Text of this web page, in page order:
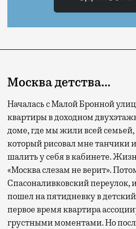
Москва детства…
Началась с Малой Бронной
квартиры в доходном
доме, где мы жили всей
который рисовал мне танчики
шалить у себя в кабинете.
«Москва слезам не верит».
Спасоналивковский переулок,
пошел на пятидневку в
первое время квартира
грустными моментами. Но